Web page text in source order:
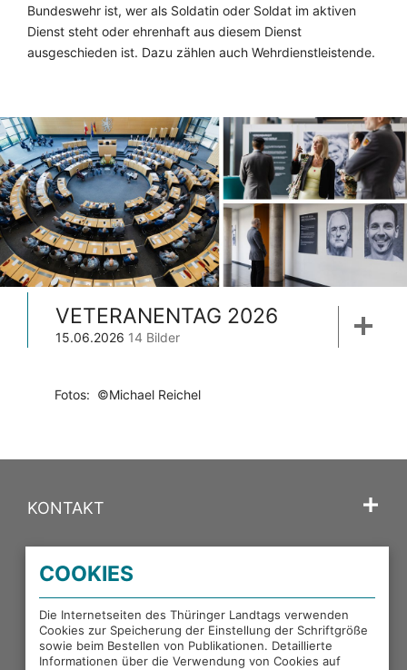
Bundeswehr ist, wer als Soldatin oder Soldat im aktiven
Dienst steht oder ehrenhaft aus diesem Dienst
ausgeschieden ist. Dazu zählen auch Wehrdienstleistende.
VETERANENTAG 2026
15.06.2026 14 Bilder
Fotos: ©Michael Reichel
KONTAKT
PORTALE DES THÜRINGER LANDTAGS
EXTERNE LINKS
COOKIES
Die Internetseiten des Thüringer Landtags verwenden
Cookies zur Speicherung der Einstellung der Schriftgröße
sowie beim Bestellen von Publikationen. Detaillierte
Informationen über die Verwendung von Cookies auf